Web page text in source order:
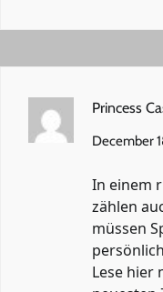
Princess
December
In einem
zählen
müssen
Lese hier